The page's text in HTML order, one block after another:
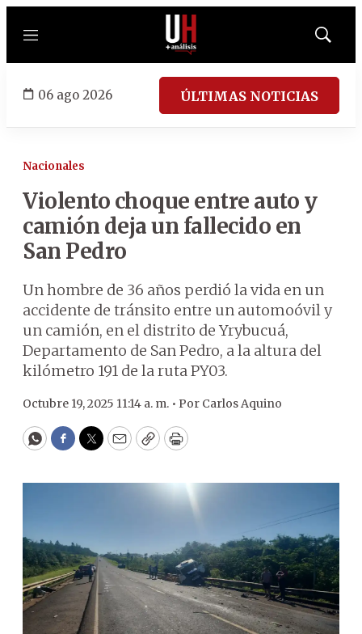
Menú
Mostrar
06 ago 2026 ÚLTIMAS NOTICIAS
Nacionales
Violento choque entre auto y
camión deja un fallecido en
San Pedro
Un hombre de 36 años perdió la vida en un
accidente de tránsito entre un automoóvil y
un camión, en el distrito de Yrybucuá,
Departamento de San Pedro, a la altura del
kilómetro 191 de la ruta PY03.
Octubre 19, 2025 11:14 a. m. • Por Carlos Aquino
WhatsApp
Facebook
Twitter
EmailCopyPrint